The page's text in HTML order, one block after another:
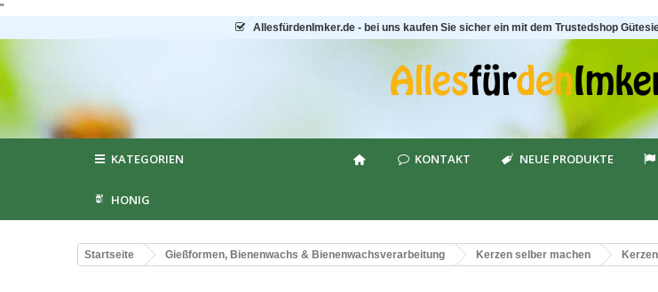
"
AllesfürdenImker.de - bei uns kaufen Sie sicher ein mit dem Trustedshop
KATEGORIEN KONTAKT NEUE PRODUKTE
HONIG
Startseite Gießformen, Bienenwachs & Bienenwachsverarbeitung Kerzen selber machen